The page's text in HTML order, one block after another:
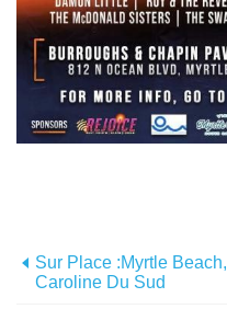
Sur Place :Myrtle Beach,
Caroline Du Sud